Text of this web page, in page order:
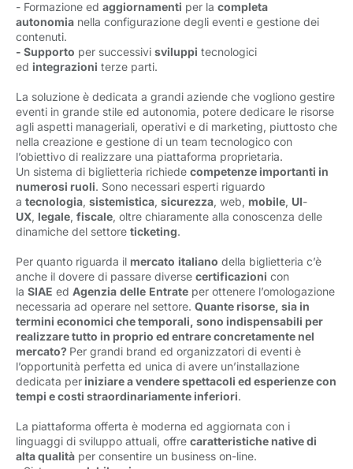
- Formazione ed aggiornamenti per la completa
autonomia nella configurazione degli eventi e gestione dei
contenuti.
- Supporto per successivi sviluppi tecnologici
ed integrazioni terze parti.
La soluzione è dedicata a grandi aziende che vogliono gestire
eventi in grande stile ed autonomia, potere dedicare le risorse
agli aspetti manageriali, operativi e di marketing, piuttosto che
nella creazione e gestione di un team tecnologico con
l’obiettivo di realizzare una piattaforma proprietaria.
Un sistema di biglietteria richiede competenze importanti in
numerosi ruoli. Sono necessari esperti riguardo
a tecnologia, sistemistica, sicurezza, web, mobile, UI-
UX, legale, fiscale, oltre chiaramente alla conoscenza delle
dinamiche del settore ticketing.
Per quanto riguarda il mercato italiano della biglietteria c’è
anche il dovere di passare diverse certificazioni con
la SIAE ed Agenzia delle Entrate per ottenere l’omologazione
necessaria ad operare nel settore. Quante risorse, sia in
termini economici che temporali, sono indispensabili per
realizzare tutto in proprio ed entrare concretamente nel
mercato? Per grandi brand ed organizzatori di eventi è
l’opportunità perfetta ed unica di avere un’installazione
dedicata per iniziare a vendere spettacoli ed esperienze con
tempi e costi straordinariamente inferiori.
La piattaforma offerta è moderna ed aggiornata con i
linguaggi di sviluppo attuali, offre caratteristiche native di
alta qualità per consentire un business on-line.